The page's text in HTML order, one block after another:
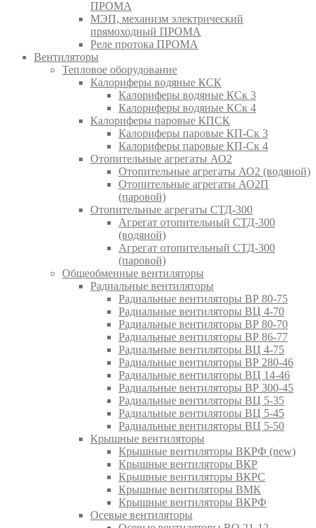
ПРОМА
МЭП, механизм электрический
прямоходный ПРОМА
Реле протока ПРОМА
Вентиляторы
Тепловое оборудование
Калориферы водяные КСК
Калориферы водяные КСк 3
Калориферы водяные КСк 4
Калориферы паровые КПСК
Калориферы паровые КП-Ск 3
Калориферы паровые КП-Ск 4
Отопительные агрегаты АО2
Отопительные агрегаты АО2 (водяной)
Отопительные агрегаты АО2П
(паровой)
Отопительные агрегаты СТД-300
Агрегат отопительный СТД-300
(водяной)
Агрегат отопительный СТД-300
(паровой)
Общеобменные вентиляторы
Радиальные вентиляторы
Радиальные вентиляторы ВР 80-75
Радиальные вентиляторы ВЦ 4-70
Радиальные вентиляторы ВР 80-70
Радиальные вентиляторы ВР 86-77
Радиальные вентиляторы ВЦ 4-75
Радиальные вентиляторы ВР 280-46
Радиальные вентиляторы ВЦ 14-46
Радиальные вентиляторы ВР 300-45
Радиальные вентиляторы ВЦ 5-35
Радиальные вентиляторы ВЦ 5-45
Радиальные вентиляторы ВЦ 5-50
Крышные вентиляторы
Крышные вентиляторы ВКРФ (new)
Крышные вентиляторы ВКР
Крышные вентиляторы ВКРС
Крышные вентиляторы ВМК
Крышные вентиляторы ВКРФ
Осевые вентиляторы